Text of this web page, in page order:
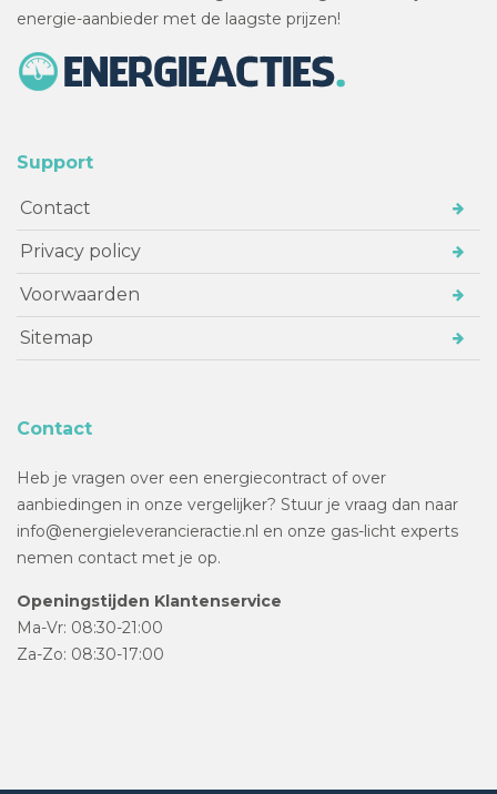
energie-aanbieder met de laagste prijzen!
Support
Contact
Privacy policy
Voorwaarden
Sitemap
Contact
Heb je vragen over een energiecontract of over
aanbiedingen in onze vergelijker? Stuur je vraag dan naar
info@energieleverancieractie.nl en onze gas-licht experts
nemen contact met je op.
Openingstijden Klantenservice
Ma-Vr: 08:30-21:00
Za-Zo: 08:30-17:00